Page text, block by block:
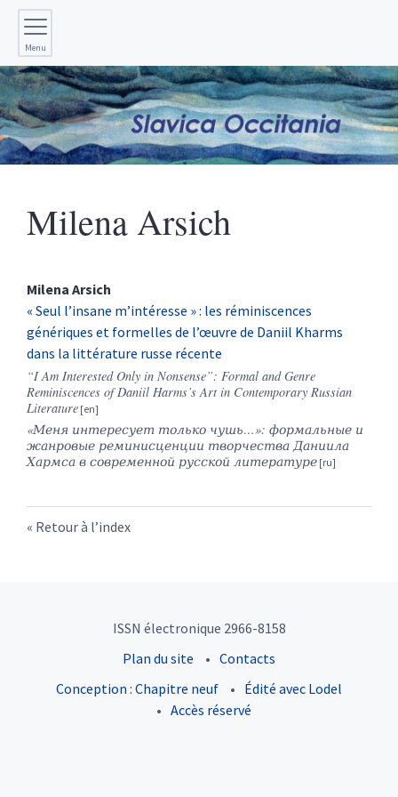
Menu
MilenaArsich
Milena Arsich
« Seul l’insane m’intéresse » : les réminiscences
génériques et formelles de l’œuvre de Daniil Kharms
dans la littérature russe récente
“I Am Interested Only in Nonsense”: Formal and Genre
Reminiscences of Daniil Harms’s Art in Contemporary Russian
Literature
«Меня интересует только чушь…»: формальные и
жанровые реминисценции творчества Даниила
Хармса в современной русской литературе
Retour à l’index
ISSN électronique 2966-8158
Plan du site
Contacts
Conception : Chapitre neuf
Édité avec Lodel
Accès réservé